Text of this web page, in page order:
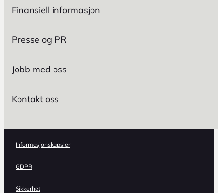
Finansiell informasjon
Presse og PR
Jobb med oss
Kontakt oss
Informasjonskapsler
GDPR
Sikkerhet